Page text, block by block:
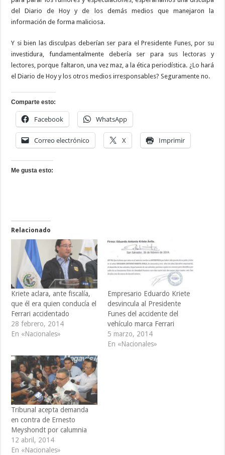
del Diario de Hoy y de los demás medios que manejaron la
información de forma maliciosa.
Y si bien las disculpas deberían ser para el Presidente Funes, por su
investidura, fundamentalmente debería ser para sus lectoras y
lectores, porque faltaron, una vez maz, a la ética periodística. ¿Lo hará
el Diario de Hoy y los otros medios irresponsables? Seguramente no.
Comparte esto:
Facebook WhatsApp
Correo electrónico X Imprimir
Me gusta esto:
Relacionado
Kriete aclara, ante fiscalía,
que él era quien conducía el
Ferrari accidentado
28 febrero, 2014
En «Nacionales»
Empresario Eduardo Kriete
desvincula al Presidente
Funes del accidente del
vehículo marca Ferrari
5 marzo, 2014
En «Nacionales»
Tribunal acepta demanda
en contra de Ernesto
Meyshondt por calumnia
12 abril, 2014
En «Nacionales»